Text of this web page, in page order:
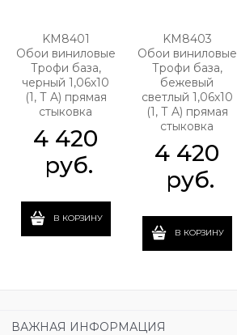
KM8401
Обои виниловые
Трофи база,
черный 1,06х10
(1, Т A) прямая
стыковка
4 420
руб.
В КОРЗИНУ
KM8403
Обои виниловые
Трофи база,
бежевый
светлый 1,06х10
(1, Т A) прямая
стыковка
4 420
руб.
В КОРЗИНУ
ВАЖНАЯ ИНФОРМАЦИЯ